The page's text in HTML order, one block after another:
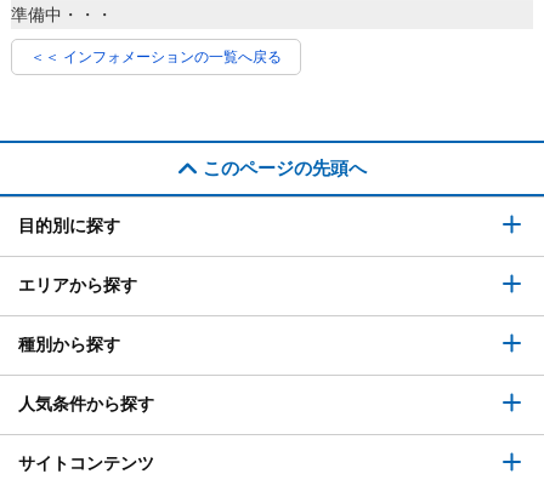
準備中・・・
＜＜ インフォメーションの一覧へ戻る
このページの先頭へ
目的別に探す
エリアから探す
種別から探す
人気条件から探す
サイトコンテンツ